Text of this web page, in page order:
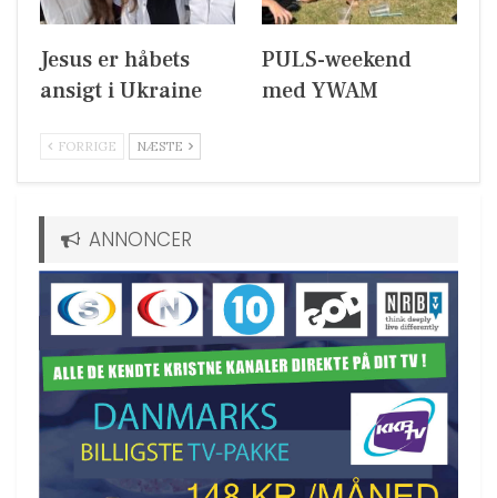
Jesus er håbets
ansigt i Ukraine
PULS-weekend
med YWAM
FORRIGE NÆSTE
ANNONCER